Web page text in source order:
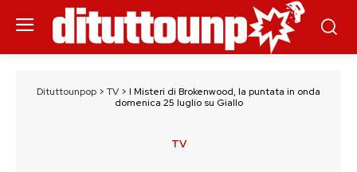
Dituttounpop > TV > I Misteri di Brokenwood, la puntata in onda
domenica 25 luglio su Giallo
TV